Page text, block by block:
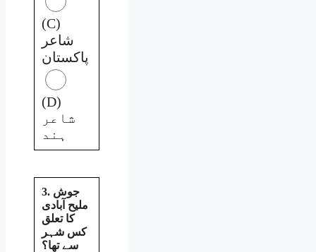
(C)
شاعر
پاکستان
(D)
شاعر
ہند
3. جوش
ملیح آبادی
کا تعلق
کس شہر
سے تھا؟